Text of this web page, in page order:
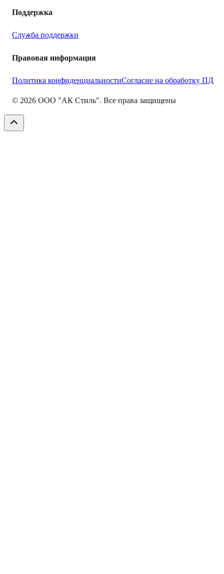
Поддержка
Служба поддержки
Правовая информация
Политика конфиденциальностиСогласие на обработку ПД
© 2026 ООО "АК Стиль". Все права защищены